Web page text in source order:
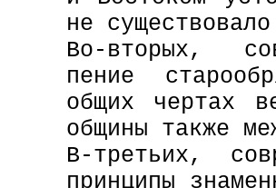
не
Во-вторых,
пение
общих чертах
общины также
В-третьих,
принципы